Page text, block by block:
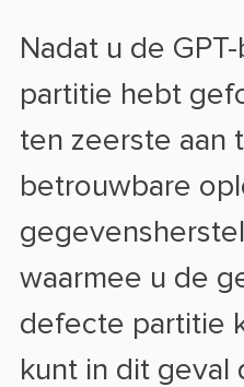
Nadat u de
partitie hebt
ten zeerste aan
betrouwbare
waarmee u de
defecte partitie
kunt in dit geval